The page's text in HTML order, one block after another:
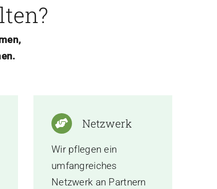
Netzwerk
Wir pflegen ein
umfangreiches
Netzwerk an Partnern